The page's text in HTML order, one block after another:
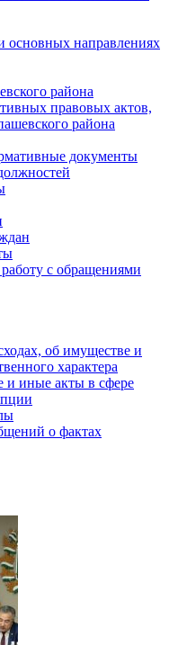
основных направлениях
района
правовых актов,
района
документы
с обращениями
об имуществе и
характера
и иные акты в сфере
о фактах